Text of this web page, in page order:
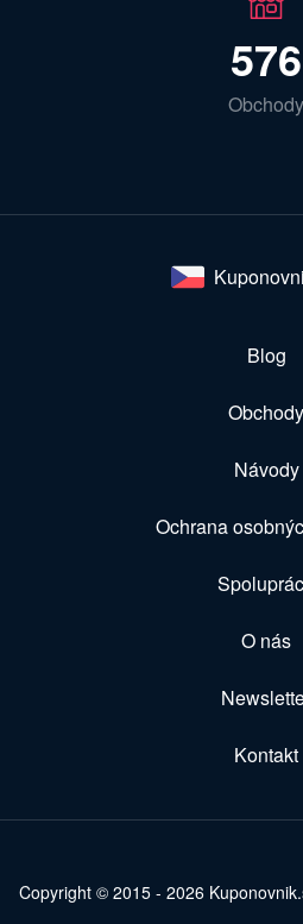
576
Obchody
Blog
Obchody
Návody
Ochrana
O nás
Kontakt
Copyright © 2015 - 2026